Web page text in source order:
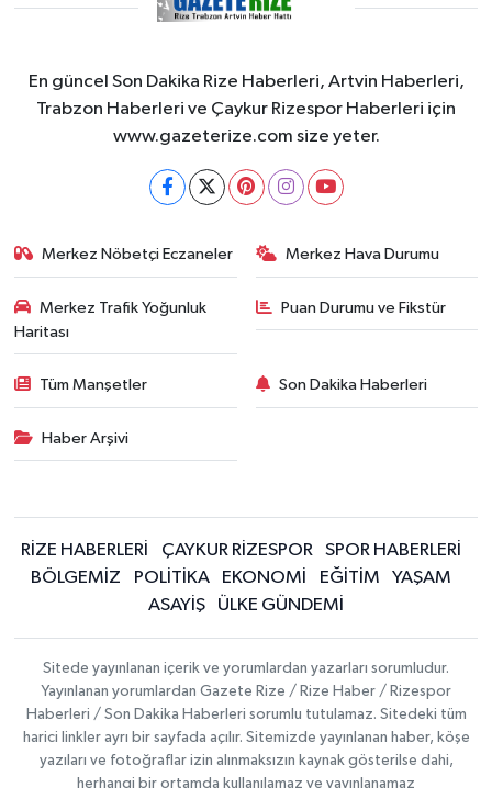
En güncel Son Dakika Rize Haberleri, Artvin Haberleri,
Trabzon Haberleri ve Çaykur Rizespor Haberleri için
www.gazeterize.com size yeter.
Merkez Nöbetçi Eczaneler Merkez Hava Durumu
Merkez Trafik Yoğunluk
Haritası
Puan Durumu ve Fikstür
Tüm Manşetler Son Dakika Haberleri
Haber Arşivi
RİZE HABERLERİ ÇAYKUR RİZESPOR
SPOR HABERLERİ
BÖLGEMİZ
POLİTİKA EKONOMİ EĞİTİM
YAŞAM
ASAYİŞ
ÜLKE GÜNDEMİ
Sitede yayınlanan içerik ve yorumlardan yazarları sorumludur.
Yayınlanan yorumlardan Gazete Rize / Rize Haber / Rizespor
Haberleri / Son Dakika Haberleri sorumlu tutulamaz. Sitedeki tüm
harici linkler ayrı bir sayfada açılır. Sitemizde yayınlanan haber, köşe
yazıları ve fotoğraflar izin alınmaksızın kaynak gösterilse dahi,
herhangi bir ortamda kullanılamaz ve yayınlanamaz